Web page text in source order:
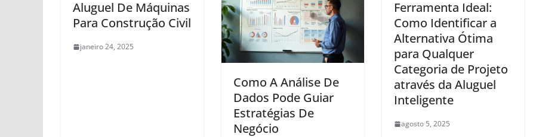
Aluguel De Máquinas
Para Construção Civil
janeiro 24, 2025
Como A Análise De
Dados Pode Guiar
Estratégias De
Negócio
Ferramenta Ideal:
Como Identificar a
Alternativa Ótima
para Qualquer
Categoria de Projeto
através da Aluguel
Inteligente
agosto 5, 2025